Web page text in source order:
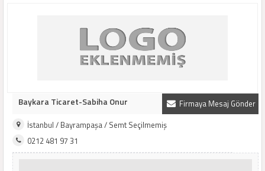
Firmaya Mesaj Gönder
Baykara Ticaret-Sabiha Onur
İstanbul / Bayrampaşa / Semt Seçilmemiş
0212 481 97 31